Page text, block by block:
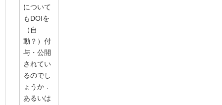
について
もDOIを
（自
動？）付
与・公開
されてい
るのでし
ょうか．
あるいは